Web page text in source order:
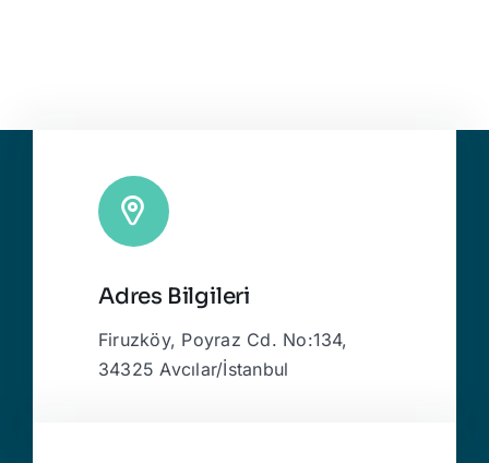
Adres Bilgileri
Firuzköy, Poyraz Cd. No:134,
34325 Avcılar/İstanbul